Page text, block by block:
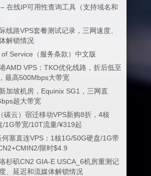
在线IP可用性查询工具（支持域名和
线路VPS套餐测试记录，三网速度、
解锁情况
Service（服务条款）中文版
AMD VPS：TKO优化线路，折后低至
最高500Mbps大带宽
加坡机房，Equinix SG1，三网直
超大带宽
碳云）宿迁移动VPS新购8折，4核
/1G带宽/10T流量/¥319起
塞直连VPS：1核1G/50G硬盘/1G带
限时$4.9
杉矶CN2 GIA-E USCA_6机房重测记
、延迟和流媒体解锁情况